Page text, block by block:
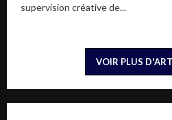
supervision créative de...
VOIR PLUS